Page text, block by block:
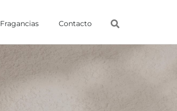
Fragancias Contacto